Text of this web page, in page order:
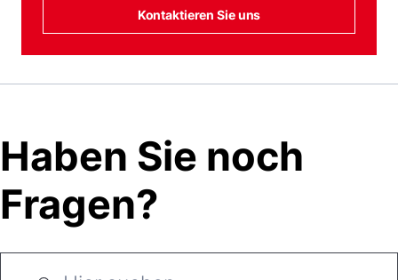
Kontaktieren Sie uns
Haben Sie noch
Fragen?